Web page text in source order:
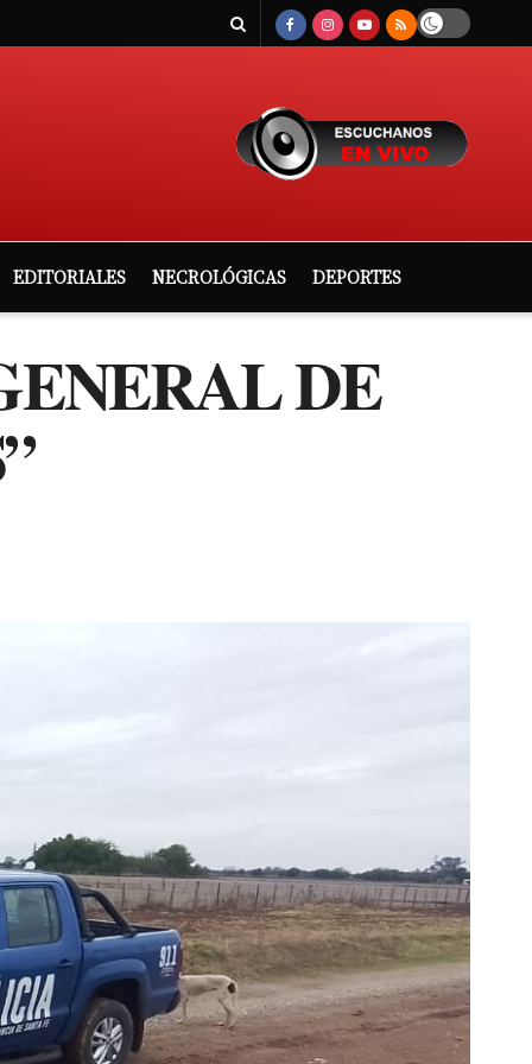
EDITORIALES NECROLÓGICAS DEPORTES
DE